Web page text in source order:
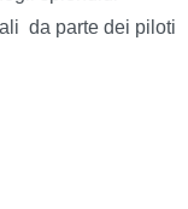
da parte dei piloti